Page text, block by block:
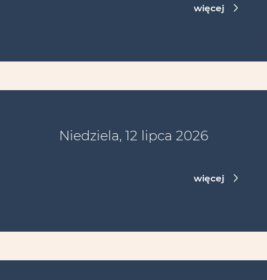
więcej
Niedziela, 12 lipca 2026
więcej